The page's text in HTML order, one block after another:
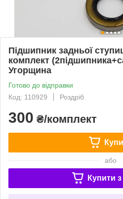
Підшипник задньої
комплект
Угорщина
Готово до відправки
Код: 110929
Роздріб
300 ₴/комплект
або
Купити з